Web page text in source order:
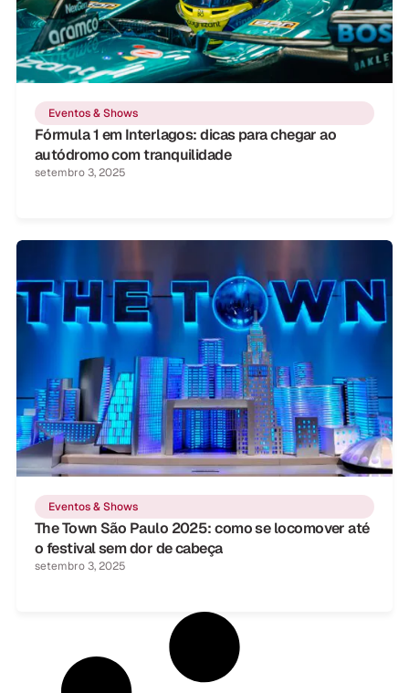
Eventos & Shows
Fórmula 1 em Interlagos: dicas para chegar ao
autódromo com tranquilidade
setembro 3, 2025
Eventos & Shows
The Town São Paulo 2025: como se locomover até
o festival sem dor de cabeça
setembro 3, 2025